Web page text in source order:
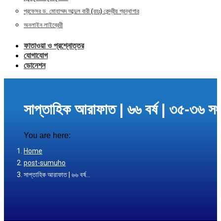
প্রফেসর ড. মোহাম্মদ আব্দুল বারী (রহঃ) কেন্দ্রীয় গ্রন্থাগার
অনলাইন লাইব্রেরী
ফাতাওয়া ও প্রশ্নোত্তর
যোগাযোগ
ডোনেশন
সাপ্তাহিক আরাফাত | ৬৬ বর্ষ | ৩৫-
You are here:
Home
post-sumuho
সাপ্তাহিক আরাফাত | ৬৬ বর্ষ…